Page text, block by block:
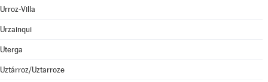
Urroz-Villa
Urzainqui
Uterga
Uztárroz/Uztarroze